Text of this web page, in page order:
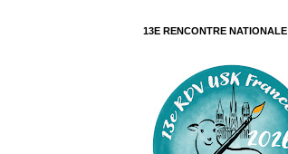
13E RENCONTRE NATIONALE